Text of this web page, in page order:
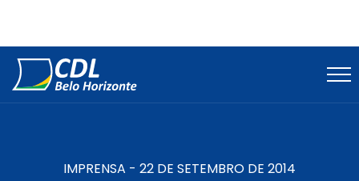
IMPRENSA - 22 DE SETEMBRO DE 2014